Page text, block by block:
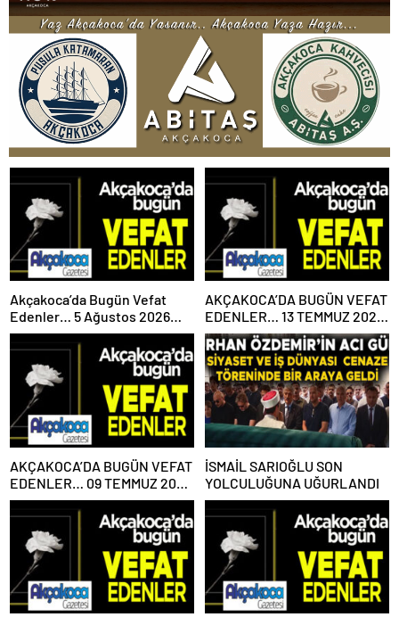
Akçakoca’da Bugün Vefat
Edenler… 5 Ağustos 2026
Çarşamba
AKÇAKOCA’DA BUGÜN VEFAT
EDENLER… 13 TEMMUZ 2026
PAZARTESİ
AKÇAKOCA’DA BUGÜN VEFAT
EDENLER… 09 TEMMUZ 2026
PERŞEMBE
İSMAİL SARIOĞLU SON
YOLCULUĞUNA UĞURLANDI